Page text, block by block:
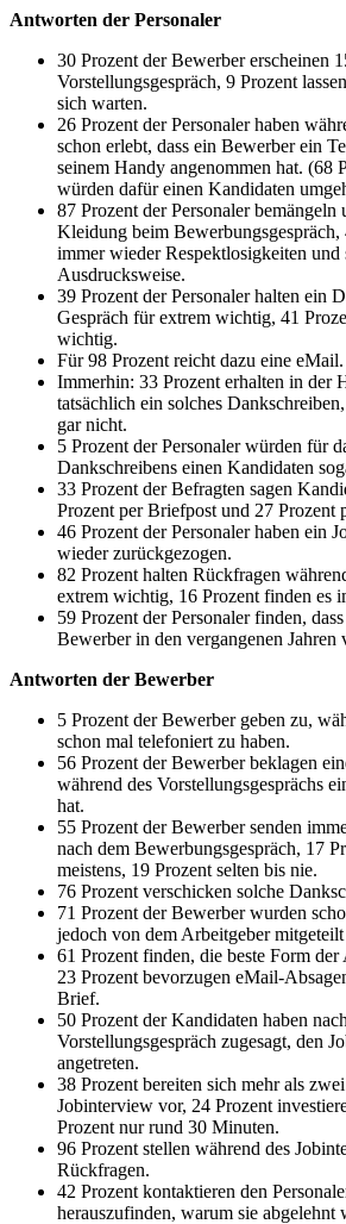
Antworten der Personaler
30 Prozent der Bewerber erscheinen
Vorstellungsgespräch, 9 Prozent
sich warten.
26 Prozent der Personaler haben
schon erlebt, dass ein Bewerber ein
seinem Handy angenommen hat. (68
würden dafür einen Kandidaten
87 Prozent der Personaler bemängeln
Kleidung beim Bewerbungsgespräch,
immer wieder Respektlosigkeiten und
Ausdrucksweise.
39 Prozent der Personaler halten ein
Gespräch für extrem wichtig, 41
wichtig.
Für 98 Prozent reicht dazu eine eMail.
Immerhin: 33 Prozent erhalten in der
tatsächlich ein solches
gar nicht.
5 Prozent der Personaler würden für
Dankschreibens einen Kandidaten
33 Prozent der Befragten sagen
Prozent per Briefpost und 27 Prozent
46 Prozent der Personaler haben ein
wieder zurückgezogen.
82 Prozent halten Rückfragen
extrem wichtig, 16 Prozent finden es
59 Prozent der Personaler finden,
Bewerber in den vergangenen Jahren
Antworten der Bewerber
5 Prozent der Bewerber geben zu,
schon mal telefoniert zu haben.
56 Prozent der Bewerber beklagen
während des Vorstellungsgesprächs
hat.
55 Prozent der Bewerber senden
nach dem Bewerbungsgespräch, 17
meistens, 19 Prozent selten bis nie.
76 Prozent verschicken solche
71 Prozent der Bewerber wurden
jedoch von dem Arbeitgeber
61 Prozent finden, die beste Form
23 Prozent bevorzugen eMail-
Brief.
50 Prozent der Kandidaten haben
Vorstellungsgespräch zugesagt, den
angetreten.
38 Prozent bereiten sich mehr als
Jobinterview vor, 24 Prozent
Prozent nur rund 30 Minuten.
96 Prozent stellen während des
Rückfragen.
42 Prozent kontaktieren den
herauszufinden, warum sie abgelehnt